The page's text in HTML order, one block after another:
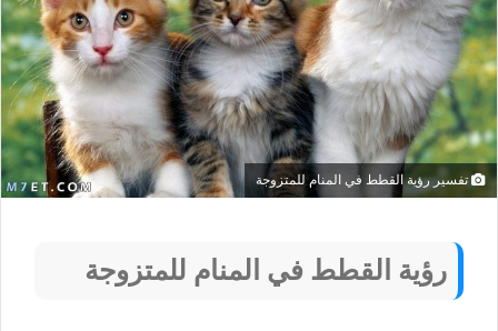
تفسير رؤية القطط في المنام للمتزوجة
رؤية القطط في المنام للمتزوجة